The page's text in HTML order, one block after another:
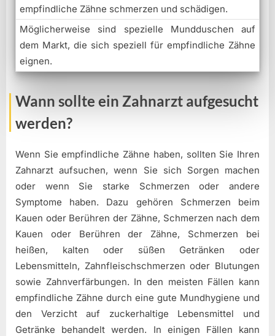
empfindliche Zähne schmerzen und schädigen.
Möglicherweise sind spezielle Mundduschen auf
dem Markt, die sich speziell für empfindliche Zähne
eignen.
Wann sollte ein Zahnarzt aufgesucht
werden?
Wenn Sie empfindliche Zähne haben, sollten Sie Ihren
Zahnarzt aufsuchen, wenn Sie sich Sorgen machen
oder wenn Sie starke Schmerzen oder andere
Symptome haben. Dazu gehören Schmerzen beim
Kauen oder Berühren der Zähne, Schmerzen nach dem
Kauen oder Berühren der Zähne, Schmerzen bei
heißen, kalten oder süßen Getränken oder
Lebensmitteln, Zahnfleischschmerzen oder Blutungen
sowie Zahnverfärbungen. In den meisten Fällen kann
empfindliche Zähne durch eine gute Mundhygiene und
den Verzicht auf zuckerhaltige Lebensmittel und
Getränke behandelt werden. In einigen Fällen kann